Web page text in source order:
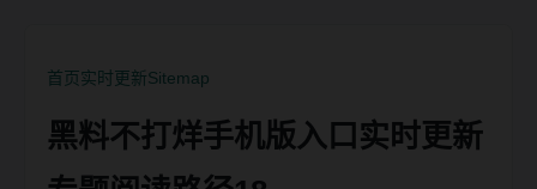
首页实时更新Sitemap
黑料不打烊手机版入口实时更新